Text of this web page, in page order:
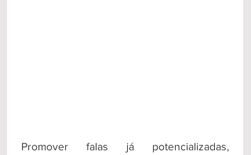
Promover falas já potencializadas,